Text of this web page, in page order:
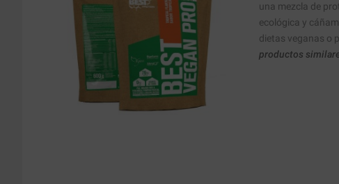
una mezcla de
ecológica y
dietas veganas o
productos